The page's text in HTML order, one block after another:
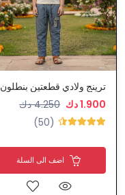
ترينج ولادي قطعتين بنطلون
1.900 دك
4.250 دك
(50)
اضف الى السلة